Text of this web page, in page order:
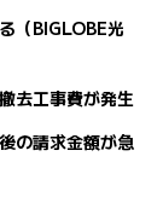
請求される理
（BIGLOBE光
去工事費が発生
の請求金額が急